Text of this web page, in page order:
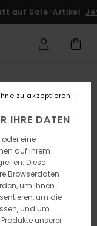
auf Sale-Artikel
IHRE DATEN
eine
auf Ihrem
Diese
Browserdaten
um Ihnen
um die
und um
unserer
zu akzeptieren